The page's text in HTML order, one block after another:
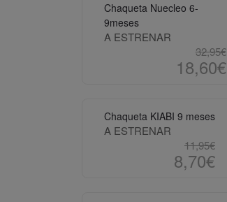
Chaqueta Nuecleo 6-
9meses
A ESTRENAR
32,95€
18,60€
Chaqueta KIABI 9 meses
A ESTRENAR
11,95€
8,70€